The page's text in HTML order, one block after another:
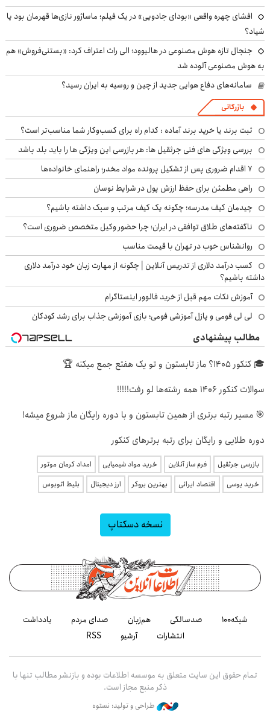
افشای چهره واقعی «بودای جادویی» در یک فیلم؛ ماساژور نازی‌ها قهرمان بود یا
شیاد؟
جنجال تازه هوش مصنوعی در هالیوود؛ الی راث اعتراف کرد: «بستنی‌فروش» هم
به هوش مصنوعی آلوده شد
سامانه‌های دفاع هوایی جدید از چین و روسیه به ایران رسید؟
بازرگانی
ثبت برند یا خرید برند آماده : کدام راه برای کسب‌وکار شما مناسب‌تر است؟
بررسی ویژگی های فنی جرثقیل ها: هر بازرسی این ویژگی ها را باید بلد باشد
۷ اقدام ضروری پس از تشکیل پرونده مواد مخدر؛ راهنمای خانواده‌ها
راهی مطمئن برای حفظ ارزش پول در شرایط نوسان
چیدمان کیف مدرسه؛ چگونه یک کیف مرتب و سبک داشته باشیم؟
ناگفته‌های طلاق توافقی در ایران؛ چرا حضور وکیل متخصص ضروری است؟
روانشناس خوب در تهران با قیمت مناسب
کسب درآمد دلاری از تدریس آنلاین | چگونه از مهارت زبان خود درآمد دلاری
داشته باشیم؟
آموزش نکات مهم قبل از خرید فالوور اینستاگرام
لی لی فومی و پازل آموزشی فومی؛ بازی آموزشی جذاب برای رشد کودکان
مطالب پیشنهادی
🎓 کنکور ۱۴۰5؟ ماز تابستون و تو یک هفتع جمع میکنه 🏆
سوالات کنکور 1406 همه رشته‌ها لو رفت!!!!!
🎯 مسیر رتبه برتری از همین تابستون و با دوره رایگان ماز شروع میشه!
دوره طلایی و رایگان برای رتبه برترهای کنکور
بازرسی جرثقیل فرم ساز آنلاین خرید مواد شیمیایی
امداد کرمان موتور
خرید یوسی
اقتصاد ایرانی بهترین بروکر ارز دیجیتال بلیط اتوبوس
نسخه دسکتاپ
شبکه۱۰۰ صدسالگی هم‌زبان صدای مردم
یادداشت
انتشارات
آرشیو RSS
تمام حقوق این سایت متعلق به موسسه اطلاعات بوده و بازنشر مطالب تنها با
ذکر منبع مجاز است.
طراحی و تولید: نستوه